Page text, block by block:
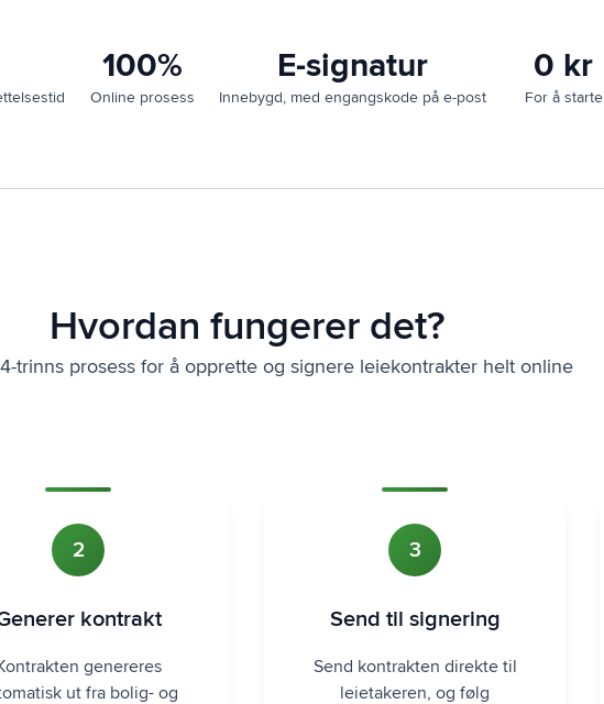
100%
Online prosess
E-signatur
Innebygd, med engangskode på e-post
0 kr
For å starte
Hvordan fungerer det?
trinns prosess for å opprette og signere leiekontrakter helt online
2
kontrakt
genereres
ut fra bolig- og
3
Send til signering
Send kontrakten direkte til
leietakeren, og følg